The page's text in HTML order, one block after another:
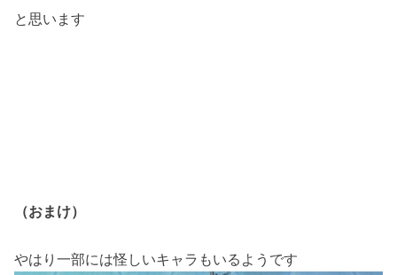
と思います
（おまけ）
やはり一部には怪しいキャラもいるようです